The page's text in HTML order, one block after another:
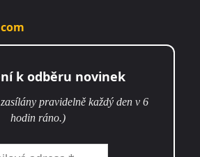
k odběru novinek
pravidelně každý den v 6
hodin ráno.)